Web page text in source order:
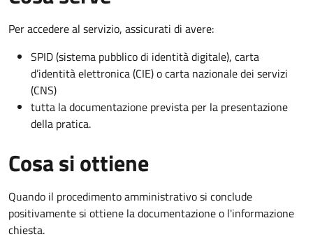
Per accedere al servizio, assicurati di avere:
SPID (sistema pubblico di identità digitale), carta
d’identità elettronica (CIE) o carta nazionale dei servizi
(CNS)
tutta la documentazione prevista per la presentazione
della pratica.
Cosa si ottiene
Quando il procedimento amministrativo si conclude
positivamente si ottiene la documentazione o l'informazione
chiesta.